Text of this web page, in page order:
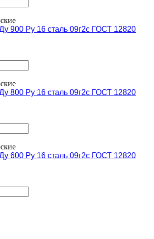
900 Ру 16 сталь 09г2с ГОСТ 12820
800 Ру 16 сталь 09г2с ГОСТ 12820
600 Ру 16 сталь 09г2с ГОСТ 12820